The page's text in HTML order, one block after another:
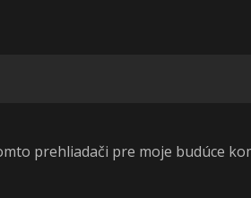
prehliadači pre moje budúce